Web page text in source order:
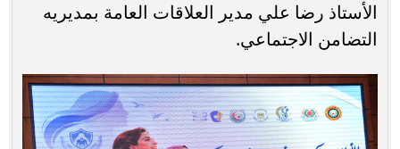
الأستاذ رضا علي مدير العلاقات العامة بمديريه
التضامن الاجتماعي.